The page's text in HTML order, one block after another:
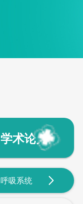
学术论文
呼吸系统